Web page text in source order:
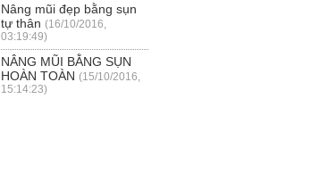
Nâng mũi đẹp bằng sụn
tự thân (16/10/2016,
03:19:49)
NÂNG MŨI BẰNG SỤN
HOÀN TOÀN (15/10/2016,
15:14:23)